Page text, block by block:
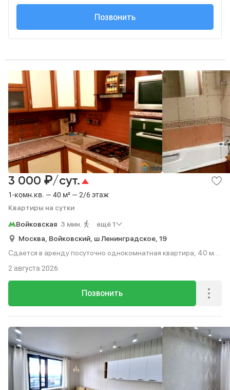
+7 (495) 137-47-...
Позвонить
1-комн.кв. — 40 м² — 2/6 этаж
Квартиры на сутки
3 000 ₽/сут.
Войковская 3 мин.
ещё 1
Москва, Войковский, ш Ленинградское, 19
Сдается в аренду посуточно однокомнатная квартира, 40 м²,
Позвонить
2 августа 2026